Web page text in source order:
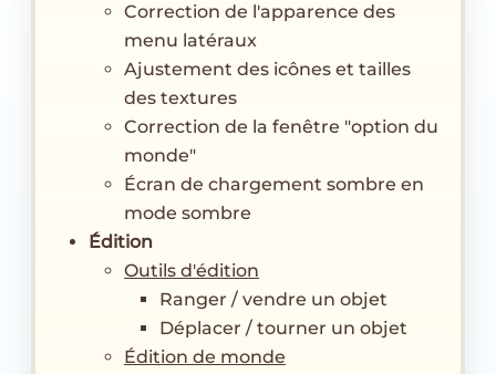
Correction de l'apparence des
menu latéraux
Ajustement des icônes et tailles
des textures
Correction de la fenêtre "option du
monde"
Écran de chargement sombre en
mode sombre
Édition
Outils d'édition
Ranger / vendre un objet
Déplacer / tourner un objet
Édition de monde